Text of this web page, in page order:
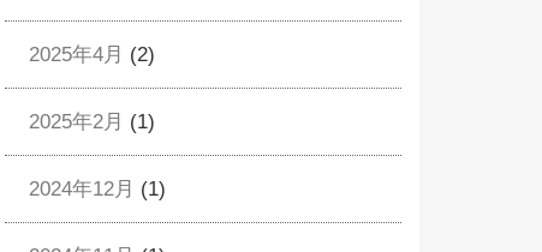
2025年4月 (2)
2025年2月 (1)
2024年12月 (1)